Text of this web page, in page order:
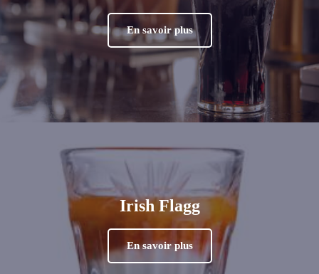
En savoir plus
Irish Flagg
En savoir plus